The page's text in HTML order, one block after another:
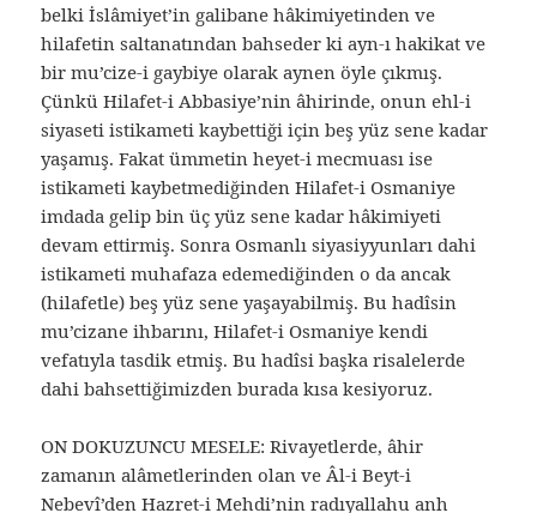
belki İslâmiyet’in galibane hâkimiyetinden ve
hilafetin saltanatından bahseder ki ayn-ı hakikat ve
bir mu’cize-i gaybiye olarak aynen öyle çıkmış.
Çünkü Hilafet-i Abbasiye’nin âhirinde, onun ehl-i
siyaseti istikameti kaybettiği için beş yüz sene kadar
yaşamış. Fakat ümmetin heyet-i mecmuası ise
istikameti kaybetmediğinden Hilafet-i Osmaniye
imdada gelip bin üç yüz sene kadar hâkimiyeti
devam ettirmiş. Sonra Osmanlı siyasiyyunları dahi
istikameti muhafaza edemediğinden o da ancak
(hilafetle) beş yüz sene yaşayabilmiş. Bu hadîsin
mu’cizane ihbarını, Hilafet-i Osmaniye kendi
vefatıyla tasdik etmiş. Bu hadîsi başka risalelerde
dahi bahsettiğimizden burada kısa kesiyoruz.
ON DOKUZUNCU MESELE: Rivayetlerde, âhir
zamanın alâmetlerinden olan ve Âl-i Beyt-i
Nebevî’den Hazret-i Mehdi’nin radıyallahu anh